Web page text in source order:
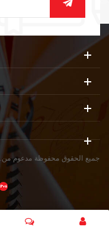
حقوق الطبع والنشر © 2026 AP GROUP CHINA.جميع الحقوق محفوظة مدعوم من